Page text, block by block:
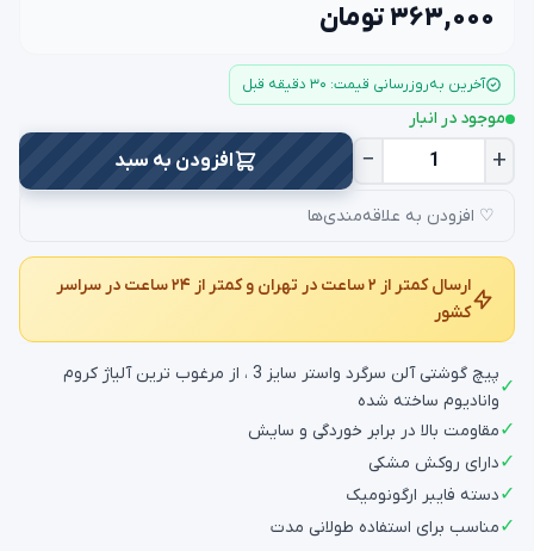
۳۶۳,۰۰۰ تومان
آخرین به‌روزرسانی قیمت: ۳۰ دقیقه قبل
موجود در انبار
− + افزودن به سبد
♡ افزودن به علاقه‌مندی‌ها
ارسال کمتر از ۲ ساعت در تهران و کمتر از ۲۴ ساعت در سراسر
کشور
✓
پیچ گوشتی آلن سرگرد واستر سایز 3 ، از مرغوب ترین آلیاژ کروم
وانادیوم ساخته شده
✓مقاومت بالا در برابر خوردگی و سایش
✓دارای روکش مشکی
✓دسته فایبر ارگونومیک
✓مناسب برای استفاده طولانی مدت